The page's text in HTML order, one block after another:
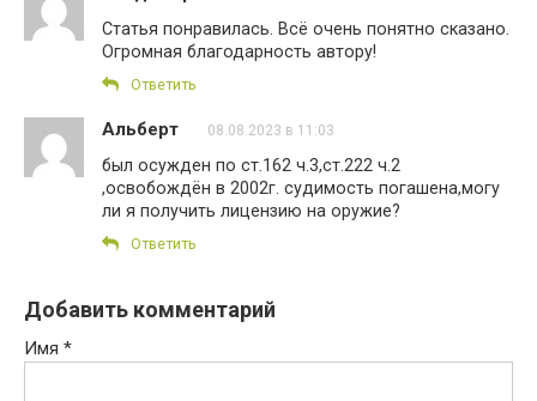
Статья понравилась. Всё очень понятно сказано.
Огромная благодарность автору!
Ответить
Альберт 08.08.2023 в 11:03
был осужден по ст.162 ч.3,ст.222 ч.2
,освобождён в 2002г. судимость погашена,могу
ли я получить лицензию на оружие?
Ответить
Добавить комментарий
Имя *